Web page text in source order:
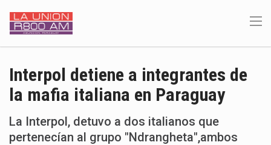
Interpol detiene a integrantes de
la mafia italiana en Paraguay
La Interpol, detuvo a dos italianos que
pertenecían al grupo "Ndrangheta",ambos